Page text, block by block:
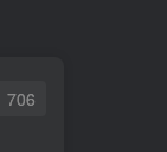
706